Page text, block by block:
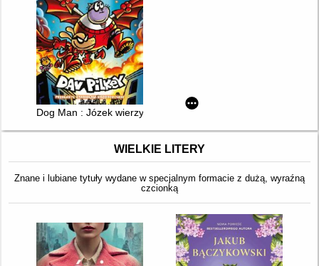
Dog Man : Józek wierzy
WIELKIE LITERY
Znane i lubiane tytuły wydane w specjalnym formacie z dużą, wyraźną
czcionką